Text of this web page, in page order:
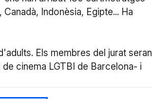
Indonèsia, Egipte... Ha
Els membres del jurat seran
cinema LGTBI de Barcelona- i